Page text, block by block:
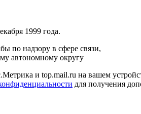
1999 года.
по надзору в сфере связи,
автономному округу
и top.mail.ru на вашем
для получения